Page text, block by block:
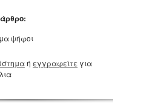
ψήφοι
ή εγγραφείτε για